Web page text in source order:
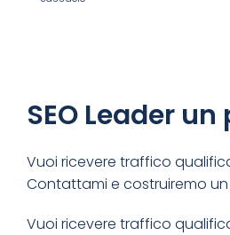
SEO Leader
Vuoi ricevere traffico
Contattami e costruiremo
Vuoi ricevere traffico